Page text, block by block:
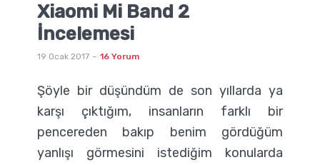
Xiaomi Mi Band 2
İncelemesi
19 Ocak 2017 16 Yorum
Şöyle bir düşündüm de son yıllarda ya
karşı çıktığım, insanların farklı bir
pencereden bakıp benim gördüğüm
yanlışı görmesini istediğim konularda